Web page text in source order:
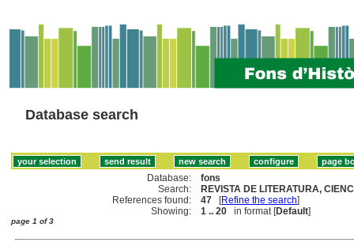
Database search
Database:
fons
Search:
REVISTA DE LITERATURA,
References found:
47 [Refine the search]
Showing:
1 .. 20 in format [Default]
page 1 of 3